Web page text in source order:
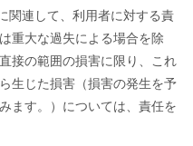
関連して、利用者に対する責
重大な過失による場合を除
接の範囲の損害に限り、これ
生じた損害（損害の発生を予
ます。）については、責任を